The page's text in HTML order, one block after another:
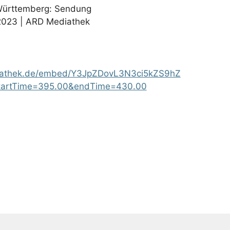
Sendung
| ARD Mediathek
embed/Y3JpZDovL3N3ci5kZS9hZ